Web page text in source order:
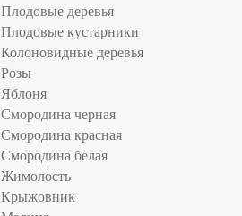
Плодовые деревья
Плодовые кустарники
Колоновидные деревья
Розы
Яблоня
Смородина черная
Смородина красная
Смородина белая
Жимолость
Крыжовник